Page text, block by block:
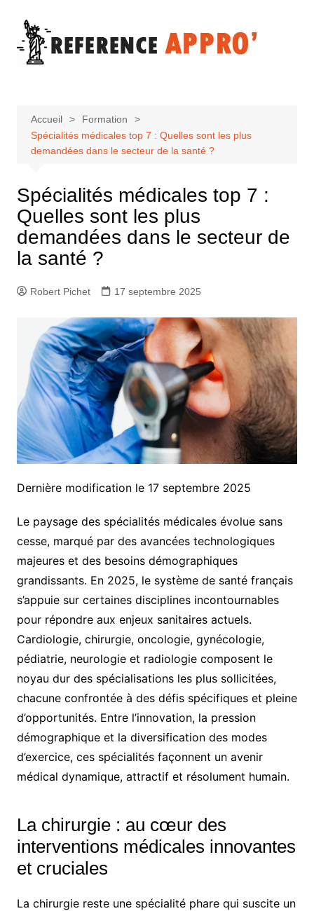
contenu
Accueil
Formation
Spécialités médicales top 7 : Quelles sont les plus
demandées dans le secteur de la santé ?
Spécialités médicales top 7 :
Quelles sont les plus
demandées dans le secteur de
la santé ?
Robert Pichet 17 septembre 2025
Dernière modification le 17 septembre 2025
Le paysage des spécialités médicales évolue sans
cesse, marqué par des avancées technologiques
majeures et des besoins démographiques
grandissants. En 2025, le système de santé français
s’appuie sur certaines disciplines incontournables
pour répondre aux enjeux sanitaires actuels.
Cardiologie, chirurgie, oncologie, gynécologie,
pédiatrie, neurologie et radiologie composent le
noyau dur des spécialisations les plus sollicitées,
chacune confrontée à des défis spécifiques et pleine
d’opportunités. Entre l’innovation, la pression
démographique et la diversification des modes
d’exercice, ces spécialités façonnent un avenir
médical dynamique, attractif et résolument humain.
La chirurgie : au cœur des
interventions médicales innovantes
et cruciales
La chirurgie reste une spécialité phare qui suscite un